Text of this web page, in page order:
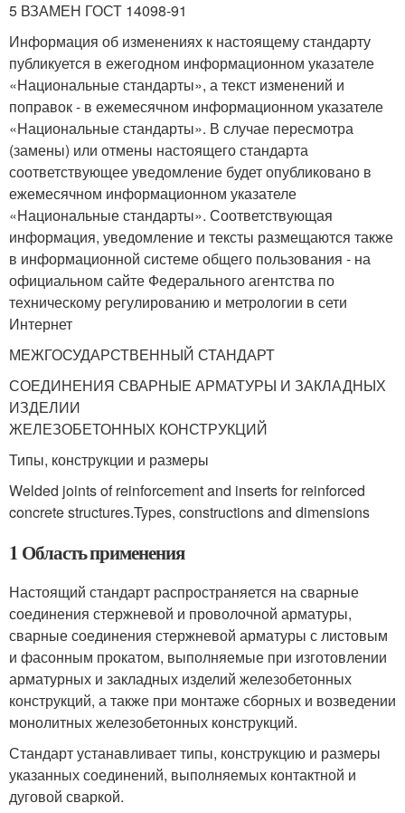
5 ВЗАМЕН ГОСТ 14098-91
Информация об изменениях к настоящему стандарту
публикуется в ежегодном информационном указателе
«Национальные стандарты», а текст изменений и
поправок - в ежемесячном информационном указателе
«Национальные стандарты». В случае пересмотра
(замены) или отмены настоящего стандарта
соответствующее уведомление будет опубликовано в
ежемесячном информационном указателе
«Национальные стандарты». Соответствующая
информация, уведомление и тексты размещаются также
в информационной системе общего пользования - на
официальном сайте Федерального агентства по
техническому регулированию и метрологии в сети
Интернет
МЕЖГОСУДАРСТВЕННЫЙ СТАНДАРТ
СОЕДИНЕНИЯ СВАРНЫЕ АРМАТУРЫ И ЗАКЛАДНЫХ
ИЗДЕЛИИ
ЖЕЛЕЗОБЕТОННЫХ КОНСТРУКЦИЙ
Типы, конструкции и размеры
Welded joints of reinforcement and inserts for reinforced
concrete structures.Types, constructions and dimensions
1 Область применения
Настоящий стандарт распространяется на сварные
соединения стержневой и проволочной арматуры,
сварные соединения стержневой арматуры с листовым
и фасонным прокатом, выполняемые при изготовлении
арматурных и закладных изделий железобетонных
конструкций, а также при монтаже сборных и возведении
монолитных железобетонных конструкций.
Стандарт устанавливает типы, конструкцию и размеры
указанных соединений, выполняемых контактной и
дуговой сваркой.